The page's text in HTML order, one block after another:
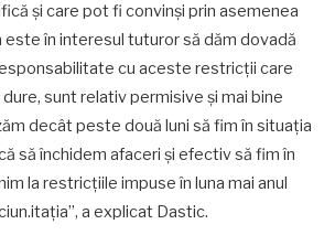
și care pot fi convinși prin asemenea
este în interesul tuturor să dăm dovadă
cu aceste restricții care
sunt relativ permisive și mai bine
decât peste două luni să fim în situația
să închidem afaceri și efectiv să fim în
la restricțiile impuse în luna mai anul
a explicat Dastic.